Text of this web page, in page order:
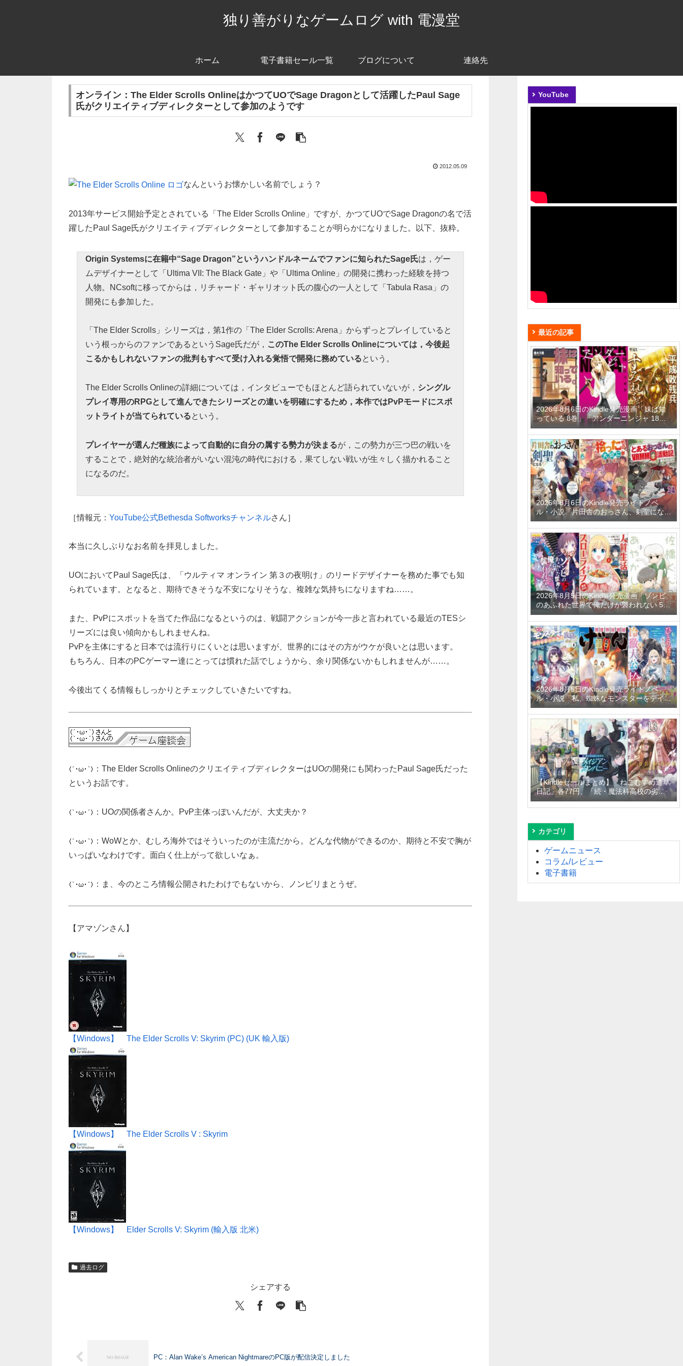
独り善がりなゲームログ with 電漫堂
ホーム 電子書籍セール一覧 ブログについて 連絡先
オンライン：The Elder Scrolls OnlineはかつてUOでSage Dragonとして活躍したPaul Sage
氏がクリエイティブディレクターとして参加のようです
2012.05.09
なんというお懐かしい名前でしょう？
2013年サービス開始予定とされている「The Elder Scrolls Online」ですが、かつてUOでSage Dragonの名で活
躍したPaul Sage氏がクリエイティブディレクターとして参加することが明らかになりました。以下、抜粋。
Origin Systemsに在籍中“Sage Dragon”というハンドルネームでファンに知られたSage氏は，ゲー
ムデザイナーとして「Ultima VII: The Black Gate」や「Ultima Online」の開発に携わった経験を持つ
人物。NCsoftに移ってからは，リチャード・ギャリオット氏の腹心の一人として「Tabula Rasa」の
開発にも参加した。
「The Elder Scrolls」シリーズは，第1作の「The Elder Scrolls: Arena」からずっとプレイしていると
いう根っからのファンであるというSage氏だが， このThe Elder Scrolls Onlineについては，今後起
こるかもしれないファンの批判もすべて受け入れる覚悟で開発に務めているという。
The Elder Scrolls Onlineの詳細については，インタビューでもほとんど語られていないが， シングル
プレイ専用のRPGとして進んできたシリーズとの違いを明確にするため，本作ではPvPモードにスポ
ットライトが当てられているという。
プレイヤーが選んだ種族によって自動的に自分の属する勢力が決まるが，この勢力が三つ巴の戦いを
することで，絶対的な統治者がいない混沌の時代における，果てしない戦いが生々しく描かれること
になるのだ。
［情報元： YouTube公式Bethesda Softworksチャンネルさん］
本当に久しぶりなお名前を拝見しました。
UOにおいてPaul Sage氏は、「ウルティマ オンライン 第３の夜明け」のリードデザイナーを務めた事でも知
られています。となると、期待できそうな不安になりそうな、複雑な気持ちになりますね……。
また、PvPにスポットを当てた作品になるというのは、戦闘アクションが今一歩と言われている最近のTESシ
リーズには良い傾向かもしれませんね。
PvPを主体にすると日本では流行りにくいとは思いますが、世界的にはその方がウケが良いとは思います。
もちろん、日本のPCゲーマー達にとっては慣れた話でしょうから、余り関係ないかもしれませんが……。
今後出てくる情報もしっかりとチェックしていきたいですね。
：The Elder Scrolls OnlineのクリエイティブディレクターはUOの開発にも関わったPaul Sage氏だった
というお話です。
：UOの関係者さんか。PvP主体っぽいんだが、大丈夫か？
：WoWとか、むしろ海外ではそういったのが主流だから。どんな代物ができるのか、期待と不安で胸が
いっぱいなわけです。面白く仕上がって欲しいなぁ。
：ま、今のところ情報公開されたわけでもないから、ノンビリまとうぜ。
【アマゾンさん】
【Windows】 The Elder Scrolls V: Skyrim (PC) (UK 輸入版)
【Windows】 The Elder Scrolls V : Skyrim
【Windows】 Elder Scrolls V: Skyrim (輸入版 北米)
過去ログ
シェアする
PC：Alan Wake’s American NightmareのPC版が配信決定しました
YouTube
最近の記事
2026年8月6日のKindle発売漫画「妹は知
っている 8巻」「アンダーニンジャ 18
巻」「平成敗残兵すみれちゃん 11巻」な
ど
2026年8月6日のKindle発売ライトノベ
ル・小説「片田舎のおっさん、剣聖になる
11 ～ただの田舎の剣術師範だったのに、
大成した弟子たちが俺を放ってくれない件
～」「拾ったものは大切にしましょう ～
子狼に気に入られた男の転移物語～ 6巻」
「とあるおっさんのVRMMO活動記 34
巻」など
2026年8月5日のKindle発売漫画「ゾンビ
のあふれた世界で俺だけが襲われない 5
巻」「人質生活から始めるスローライフ
おかわり！ 1巻」「佐橋くんのあやかし日
和 3巻」など
2026年8月5日のKindle発売ライトノベ
ル・小説「私、蜘蛛なモンスターをテイム
したので、スパイダーシルクで裁縫を頑張
ります！ 4巻」「異世界居酒屋「げん」三
杯目」「転生したらひとりぼっちだった
私、最強国の冷徹大公に拾われる～不愛想
な最強保護者のもとで、稀代の才能が花開
きました～」など
【Kindleセールまとめ】「ねこむすめ道草
日記」各77円、「続・魔法科高校の劣等
生 メイジアン・カンパニー」99円～
50%off、「ロード・エルメロイＩＩ世の
カテゴリ
ゲームニュース
コラム/レビュー
電子書籍